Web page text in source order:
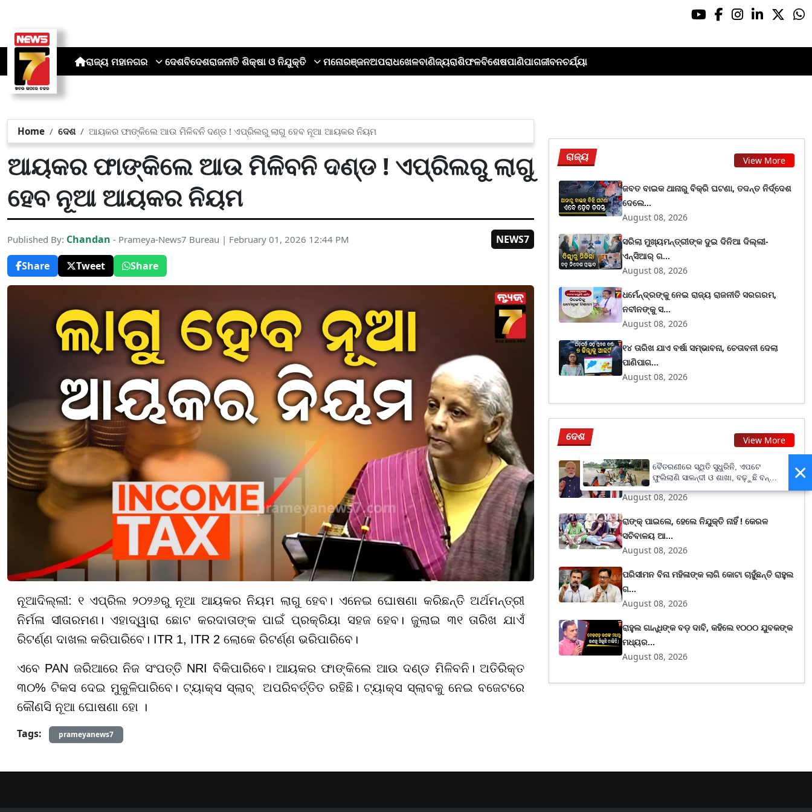
ରାଜ୍ୟ ମହାନଗର ଦେଶବିଦେଶରାଜନୀତି ଶିକ୍ଷା ଓ ନିଯୁକ୍ତି ମନୋରଞ୍ଜନଅପରାଧଖେଳବାଣିଜ୍ୟରାଶିଫଳବିଶେଷପାଣିପାଗଜୀବନଚର୍ଯ୍ୟା
Home ଦେଶ ଆୟକର ଫାଙ୍କିଲେ ଆଉ ମିଳିବନି ଦଣ୍ଡ ! ଏପ୍ରିଲରୁ ଲାଗୁ ହେବ ନୂଆ ଆୟକର ନିୟମ
ଆୟକର ଫାଙ୍କିଲେ ଆଉ ମିଳିବନି ଦଣ୍ଡ ! ଏପ୍ରିଲରୁ ଲାଗୁ
ହେବ ନୂଆ ଆୟକର ନିୟମ
Published By: Chandan - Prameya-News7 Bureau | February 01, 2026 12:44 PM
NEWS7
Share
Tweet Share
ନୂଆଦିଲ୍ଲୀ: ୧ ଏପ୍ରିଲ ୨୦୨୬ରୁ ନୂଆ ଆୟକର ନିୟମ ଲାଗୁ ହେବ। ଏନେଇ ଘୋଷଣା କରିଛନ୍ତି ଅର୍ଥମନ୍ତ୍ରୀ
ନିର୍ମଳା ସୀତାରମଣ। ଏହାଦ୍ୱାରା ଛୋଟ କରଦାତାଙ୍କ ପାଇଁ ପ୍ରକ୍ରିୟା ସହଜ ହେବ। ଜୁଲାଇ ୩୧ ତାରିଖ ଯାଏଁ
ରିଟର୍ଣ୍ଣ ଦାଖଲ କରିପାରିବେ। ITR 1, ITR 2 ଲୋକେ ରିଟର୍ଣ୍ଣ ଭରିପାରିବେ।
ଏବେ PAN ଜରିଆରେ ନିଜ ସଂପତ୍ତି NRI ବିକିପାରିବେ। ଆୟକର ଫାଙ୍କିଲେ ଆଉ ଦଣ୍ଡ ମିଳିବନି। ଅତିରିକ୍ତ
୩୦% ଟିକସ ଦେଇ ମୁକୁଳିପାରିବେ। ଟ୍ୟାକ୍ସ ସ୍ଲାବ୍ ଅପରିବର୍ତ୍ତିତ ରହିଛି। ଟ୍ୟାକ୍ସ ସ୍ଲାବକୁ ନେଇ ବଜେଟରେ
କୌଣସି ନୂଆ ଘୋଷଣା ହୋ ।
Tags:
prameyanews7
ରାଜ୍ୟ View More
ଜବତ ବାଇକ ଥାନାରୁ ବିକ୍ରି ଘଟଣା, ତଦନ୍ତ ନିର୍ଦ୍ଦେଶ
ଦେଲେ...
August 08, 2026
ସରିଲା ମୁଖ୍ୟମନ୍ତ୍ରୀଙ୍କ ଦୁଇ ଦିନିଆ ଦିଲ୍ଲୀ-
ଏନ୍‌ସିଆର୍ ଗ...
August 08, 2026
ଧର୍ମେନ୍ଦ୍ରଙ୍କୁ ନେଇ ରାଜ୍ୟ ରାଜନୀତି ସରଗରମ,
ନବୀନଙ୍କୁ ସ...
August 08, 2026
୧୪ ତାରିଖ ଯାଏ ବର୍ଷା ସମ୍ଭାବନା, ଚେତାବନୀ ଦେଲା
ପାଣିପାଗ...
August 08, 2026
ଦେଶ View More
ପିଏମ ମୋଦୀଙ୍କ ପାଖକୁ ଆସିଲା ଆମେରିକା
ଉପରାଷ୍ଟ୍ରପତି ଜେ...
August 08, 2026
ରାଙ୍କ୍ ପାଇଲେ, ହେଲେ ନିଯୁକ୍ତି ନାହିଁ ! କେରଳ
ସଚିବାଳୟ ଆ...
August 08, 2026
ପରିସୀମନ ବିନା ମହିଳାଙ୍କ ଲାଗି କୋଟା ଚାହୁଁଛନ୍ତି ରାହୁଲ
ଗ...
August 08, 2026
ରାହୁଲ ଗାନ୍ଧିଙ୍କ ବଡ଼ ଦାବି, କହିଲେ ୧୦୦୦ ଯୁବକଙ୍କ
ମଧ୍ୟର...
August 08, 2026
×
ବୈତରଣୀରେ ସ୍ଥିତି ସୁଧୁରିନି, ଏପଟେ
ଫୁଲିଲାଣି ସାଳନ୍ଦୀ ଓ ଶାଖା, ବଢ଼ୁଛି ବନ୍ୟା
ଭୟ